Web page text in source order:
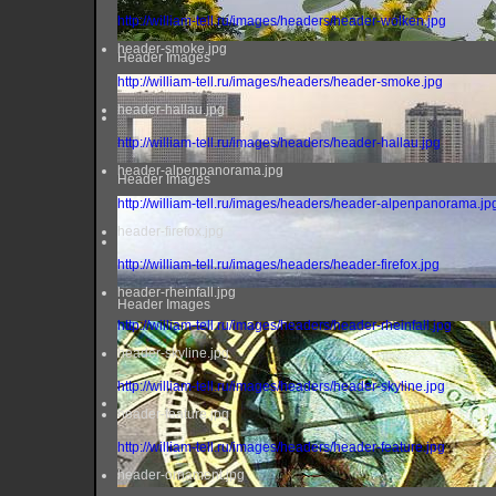
Header Images
Header Images
Header Images
http://william-tell.ru/images/headers/header-wolken.jpg
header-smoke.jpg
http://william-tell.ru/images/headers/header-smoke.jpg
header-hallau.jpg
http://william-tell.ru/images/headers/header-hallau.jpg
header-alpenpanorama.jpg
http://william-tell.ru/images/headers/header-
header-firefox.jpg
http://william-tell.ru/images/headers/header-firefox.jpg
header-rheinfall.jpg
http://william-tell.ru/images/headers/header-rheinfall.jpg
header-skyline.jpg
http://william-tell.ru/images/headers/header-skyline.jpg
header-feature.jpg
http://william-tell.ru/images/headers/header-feature.jpg
header-ornament.jpg